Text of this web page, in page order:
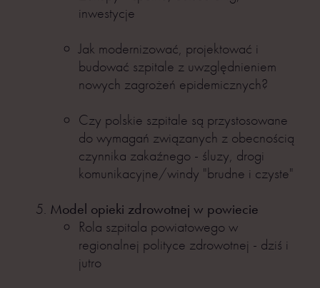
inwestycje
Jak modernizować, projektować i
budować szpitale z uwzględnieniem
nowych zagrożeń epidemicznych?
Czy polskie szpitale są przystosowane
do wymagań związanych z obecnością
czynnika zakaźnego - śluzy, drogi
komunikacyjne/windy "brudne i czyste"
Model opieki zdrowotnej w powiecie
Rola szpitala powiatowego w
regionalnej polityce zdrowotnej - dziś i
jutro